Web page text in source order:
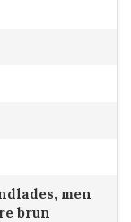
men
brun